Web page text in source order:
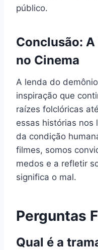
público.
Conclusão:
no Cinema
A lenda do
inspiração que
raízes folclóricas
essas histórias nos
da condição
filmes, somos
medos e a refletir
significa o mal.
Perguntas
Qual é a